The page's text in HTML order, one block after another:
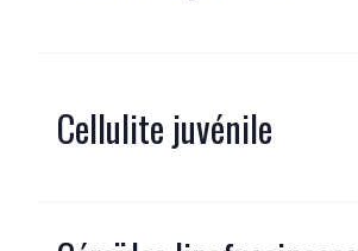
Cellulite juvénile